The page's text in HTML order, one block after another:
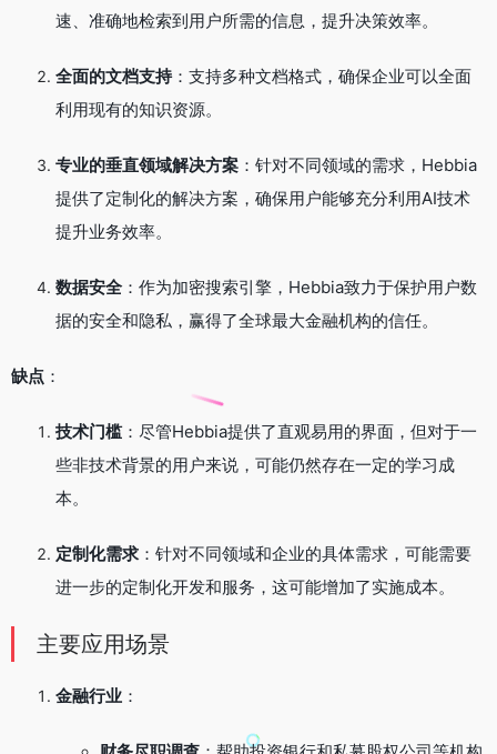
速、准确地检索到用户所需的信息，提升决策效率。
全面的文档支持：支持多种文档格式，确保企业可以全面
利用现有的知识资源。
专业的垂直领域解决方案 ：针对不同领域的需求，Hebbia
提供了定制化的解决方案，确保用户能够充分利用AI技术
提升业务效率。
数据安全：作为加密搜索引擎，Hebbia致力于保护用户数
据的安全和隐私，赢得了全球最大金融机构的信任。
缺点 ：
技术门槛：尽管Hebbia提供了直观易用的界面，但对于一
些非技术背景的用户来说，可能仍然存在一定的学习成
本。
定制化需求 ：针对不同领域和企业的具体需求，可能需要
进一步的定制化开发和服务，这可能增加了实施成本。
主要应用场景
金融行业 ：